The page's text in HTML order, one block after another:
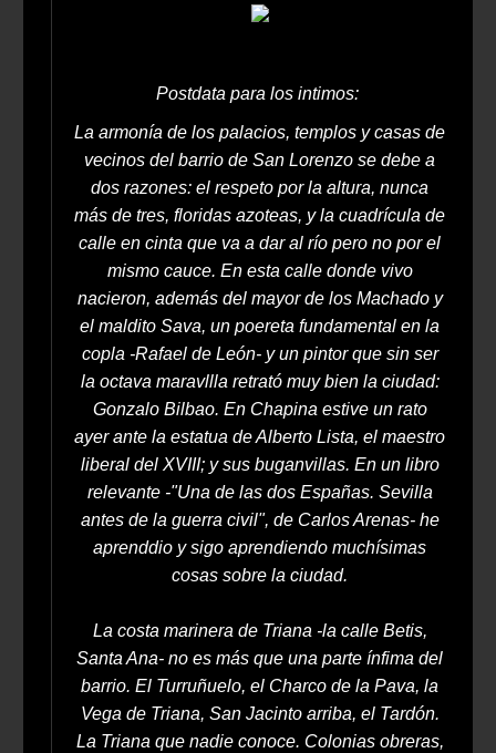
Postdata para los intimos:
La armonía de los palacios, templos y casas de
vecinos del barrio de San Lorenzo se debe a
dos razones: el respeto por la altura, nunca
más de tres, floridas azoteas, y la cuadrícula de
calle en cinta que va a dar al río pero no por el
mismo cauce. En esta calle donde vivo
nacieron, además del mayor de los Machado y
el maldito Sava, un poereta fundamental en la
copla -Rafael de León- y un pintor que sin ser
la octava maravllla retrató muy bien la ciudad:
Gonzalo Bilbao. En Chapina estive un rato
ayer ante la estatua de Alberto Lista, el maestro
liberal del XVIII; y sus buganvillas. En un libro
relevante -"Una de las dos Españas. Sevilla
antes de la guerra civil", de Carlos Arenas- he
aprenddio y sigo aprendiendo muchísimas
cosas sobre la ciudad.
La costa marinera de Triana -la calle Betis,
Santa Ana- no es más que una parte ínfima del
barrio. El Turruñuelo, el Charco de la Pava, la
Vega de Triana, San Jacinto arriba, el Tardón.
La Triana que nadie conoce. Colonias obreras,